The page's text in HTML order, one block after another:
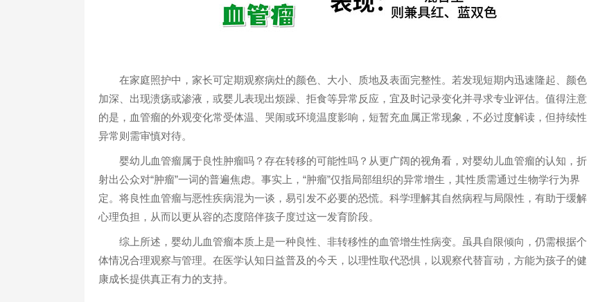
在家庭照护中，家长可定期观察病灶的颜色、大小、质地及表面完整性。若发现短期内迅速隆起、颜色
加深、出现溃疡或渗液，或婴儿表现出烦躁、拒食等异常反应，宜及时记录变化并寻求专业评估。值得注意
的是，血管瘤的外观变化常受体温、哭闹或环境温度影响，短暂充血属正常现象，不必过度解读，但持续性
异常则需审慎对待。
婴幼儿血管瘤属于良性肿瘤吗？存在转移的可能性吗？从更广阔的视角看，对婴幼儿血管瘤的认知，折
射出公众对“肿瘤”一词的普遍焦虑。事实上，“肿瘤”仅指局部组织的异常增生，其性质需通过生物学行为界
定。将良性血管瘤与恶性疾病混为一谈，易引发不必要的恐慌。科学理解其自然病程与局限性，有助于缓解
心理负担，从而以更从容的态度陪伴孩子度过这一发育阶段。
综上所述，婴幼儿血管瘤本质上是一种良性、非转移性的血管增生性病变。虽具自限倾向，仍需根据个
体情况合理观察与管理。在医学认知日益普及的今天，以理性取代恐惧，以观察代替盲动，方能为孩子的健
康成长提供真正有力的支持。